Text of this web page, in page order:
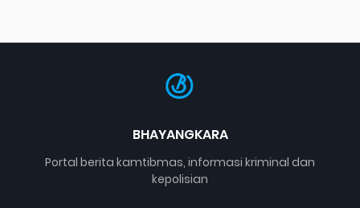
BHAYANGKARA
Portal berita kamtibmas, informasi kriminal dan
kepolisian